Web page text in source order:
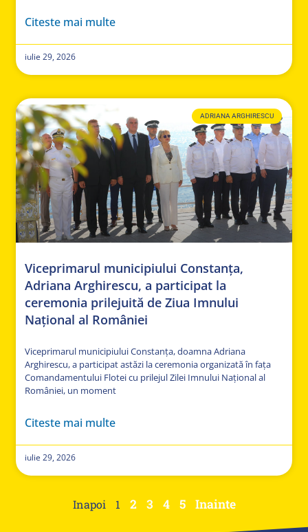
Citeste mai multe
iulie 29, 2026
ADRIANA ARGHIRESCU
Viceprimarul municipiului Constanța,
Adriana Arghirescu, a participat la
ceremonia prilejuită de Ziua Imnului
Național al României
Viceprimarul municipiului Constanța, doamna Adriana
Arghirescu, a participat astăzi la ceremonia organizată în fața
Comandamentului Flotei cu prilejul Zilei Imnului Național al
României, un moment
Citeste mai multe
iulie 29, 2026
Inapoi 1 2 3 4 5 Inainte